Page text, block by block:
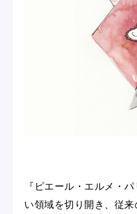
『ピエール・エルメ・
い領域を切り開き、従